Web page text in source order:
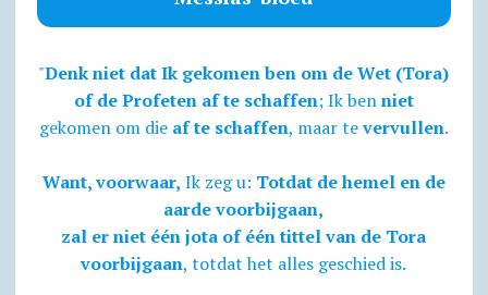
"Denk niet dat Ik gekomen ben om de Wet (Tora)
of de Profeten af te schaffen; Ik benniet
gekomen om die af te schaffen, maar tevervullen.
Want, voorwaar, Ik zeg u: Totdat de hemel en de
aarde voorbijgaan,
zal er niet één jota of één tittel van de Tora
voorbijgaan, totdat het alles geschied is.